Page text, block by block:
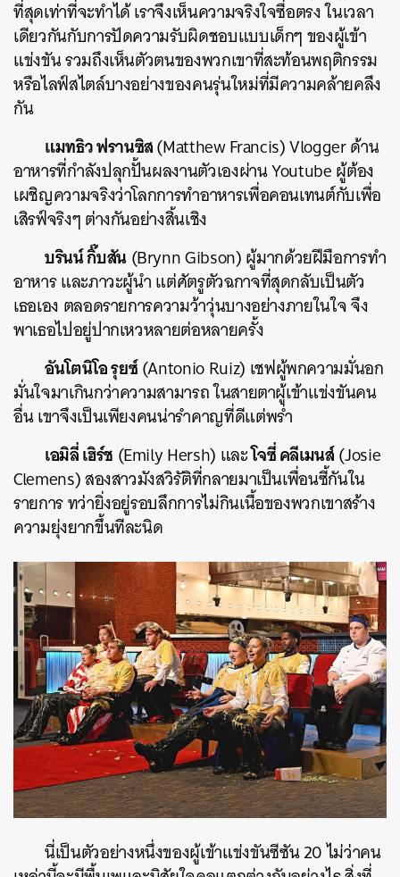
ที่สุดเท่าที่จะทำได้ เราจึงเห็นความจริงใจซื่อตรง ในเวลา
เดียวกันกับการปัดความรับผิดชอบแบบเด็กๆ ของผู้เข้า
แข่งขัน รวมถึงเห็นตัวตนของพวกเขาที่สะท้อนพฤติกรรม
หรือไลฟ์สไตล์บางอย่างของคนรุ่นใหม่ที่มีความคล้ายคลึง
กัน
แมทธิว ฟรานซิส(Matthew Francis) Vlogger ด้าน
อาหารที่กำลังปลุกปั้นผลงานตัวเองผ่าน Youtube ผู้ต้อง
เผชิญความจริงว่าโลกการทำอาหารเพื่อคอนเทนต์กับเพื่อ
เสิรฟ์จริงๆ ต่างกันอย่างสิ้นเชิง
บรินน์ กิ๊บสัน(Brynn Gibson) ผู้มากด้วยฝีมือการทำ
อาหาร และภาวะผู้นำ แต่ศัตรูตัวฉกาจที่สุดกลับเป็นตัว
เธอเอง ตลอดรายการความว้าวุ่นบางอย่างภายในใจ จึง
พาเธอไปอยู่ปากเหวหลายต่อหลายครั้ง
อันโตนิโอ รุยซ์(Antonio Ruiz) เชฟผู้พกความมั่นอก
มั่นใจมาเกินกว่าความสามารถ ในสายตาผู้เข้าแข่งขันคน
อื่น เขาจึงเป็นเพียงคนน่ารำคาญที่ดีแต่พร่ำ
เอมิลี่ เฮิร์ช (Emily Hersh) และโจซี่ คลีเมนส์(Josie
Clemens) สองสาวมังสวิรัติที่กลายมาเป็นเพื่อนซี้กันใน
รายการ ทว่ายิ่งอยู่รอบลึกการไม่กินเนื้อของพวกเขาสร้าง
ความยุ่งยากขึ้นทีละนิด
นี่เป็นตัวอย่างหนึ่งของผู้เข้าแข่งขันซีซัน 20 ไม่ว่าคน
ค้นหา
SHARE TWEET LINE EMAIL